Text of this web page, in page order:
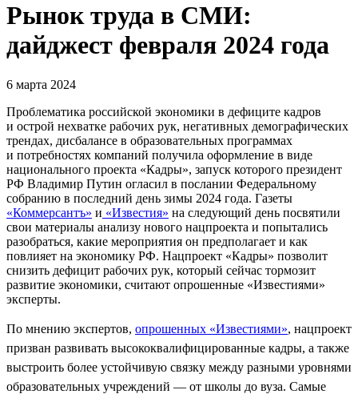
Рынок труда в СМИ:
дайджест февраля 2024 года
6 марта 2024
Проблематика российской экономики в дефиците кадров
и острой нехватке рабочих рук, негативных демографических
трендах, дисбалансе в образовательных программах
и потребностях компаний получила оформление в виде
национального проекта «Кадры», запуск которого президент
РФ Владимир Путин огласил в послании Федеральному
собранию в последний день зимы 2024 года. Газеты
«Коммерсантъ» и «Известия» на следующий день посвятили
свои материалы анализу нового нацпроекта и попытались
разобраться, какие мероприятия он предполагает и как
повлияет на экономику РФ. Нацпроект «Кадры» позволит
снизить дефицит рабочих рук, который сейчас тормозит
развитие экономики, считают опрошенные «Известиями»
эксперты.
По мнению экспертов, опрошенных «Известиями», нацпроект
призван развивать высококвалифицированные кадры, а также
выстроить более устойчивую связку между разными уровнями
образовательных учреждений — от школы до вуза. Самые